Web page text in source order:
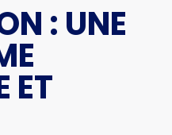
: UNE
ET